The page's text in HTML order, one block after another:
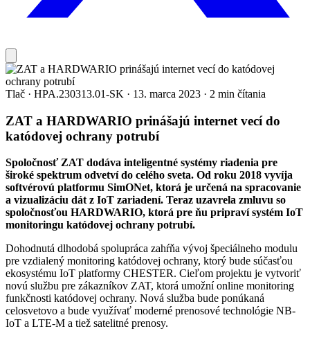
Tlač · HPA.230313.01-SK · 13. marca 2023 · 2 min čítania
ZAT a HARDWARIO prinášajú internet vecí do
katódovej ochrany potrubí
Spoločnosť ZAT dodáva inteligentné systémy riadenia pre
široké spektrum odvetví do celého sveta. Od roku 2018 vyvíja
softvérovú platformu SimONet, ktorá je určená na spracovanie
a vizualizáciu dát z IoT zariadení. Teraz uzavrela zmluvu so
spoločnosťou HARDWARIO, ktorá pre ňu pripraví systém IoT
monitoringu katódovej ochrany potrubí.
Dohodnutá dlhodobá spolupráca zahŕňa vývoj špeciálneho modulu
pre vzdialený monitoring katódovej ochrany, ktorý bude súčasťou
ekosystému IoT platformy CHESTER. Cieľom projektu je vytvoriť
novú službu pre zákazníkov ZAT, ktorá umožní online monitoring
funkčnosti katódovej ochrany. Nová služba bude ponúkaná
celosvetovo a bude využívať moderné prenosové technológie NB-
IoT a LTE-M a tiež satelitné prenosy.